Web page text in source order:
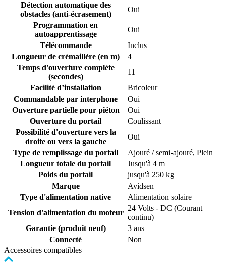
Détection automatique des
obstacles (anti-écrasement)
Oui
Programmation en
autoapprentissage
Oui
Télécommande
Inclus
Longueur de crémaillère (en m)
4
Temps d'ouverture complète
(secondes)
11
Facilité d’installation
Bricoleur
Commandable par interphone
Oui
Ouverture partielle pour piéton
Oui
Ouverture du portail
Coulissant
Possibilité d'ouverture vers la
droite ou vers la gauche
Oui
Type de remplissage du portail
Ajouré / semi-ajouré, Plein
Longueur totale du portail
Jusqu'à 4 m
Poids du portail
jusqu'à 250 kg
Marque
Avidsen
Type d'alimentation native
Alimentation solaire
Tension d'alimentation du moteur
24 Volts - DC (Courant
continu)
Garantie (produit neuf)
3 ans
Connecté
Non
Accessoires compatibles